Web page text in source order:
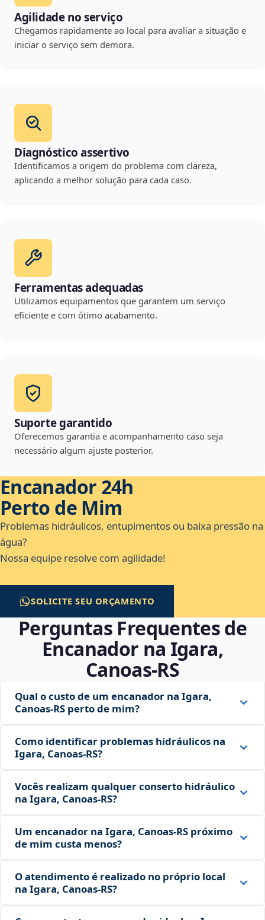
Agilidade no serviço
Chegamos rapidamente ao local para avaliar a situação e
iniciar o serviço sem demora.
Diagnóstico assertivo
Identificamos a origem do problema com clareza,
aplicando a melhor solução para cada caso.
Ferramentas adequadas
Utilizamos equipamentos que garantem um serviço
eficiente e com ótimo acabamento.
Suporte garantido
Oferecemos garantia e acompanhamento caso seja
necessário algum ajuste posterior.
Encanador 24h
Perto de Mim
Problemas hidráulicos, entupimentos ou baixa pressão na
água?
Nossa equipe resolve com agilidade!
SOLICITE SEU ORÇAMENTO
Perguntas Frequentes de
Encanador na Igara,
Canoas‑RS
Qual o custo de um encanador na Igara,
Canoas‑RS perto de mim?
Como identificar problemas hidráulicos na
Igara, Canoas‑RS?
Vocês realizam qualquer conserto hidráulico
na Igara, Canoas‑RS?
Um encanador na Igara, Canoas‑RS próximo
de mim custa menos?
O atendimento é realizado no próprio local
na Igara, Canoas‑RS?